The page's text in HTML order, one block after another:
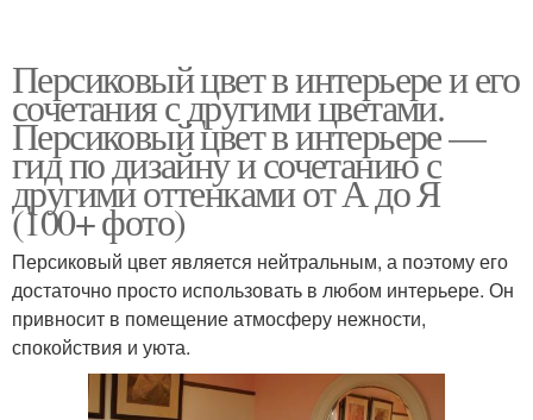
Персиковый цвет в интерьере и его
сочетания с другими цветами.
Персиковый цвет в интерьере —
гид по дизайну и сочетанию с
другими оттенками от А до Я
(100+ фото)
Персиковый цвет является нейтральным, а поэтому его
достаточно просто использовать в любом интерьере. Он
привносит в помещение атмосферу нежности,
спокойствия и уюта.